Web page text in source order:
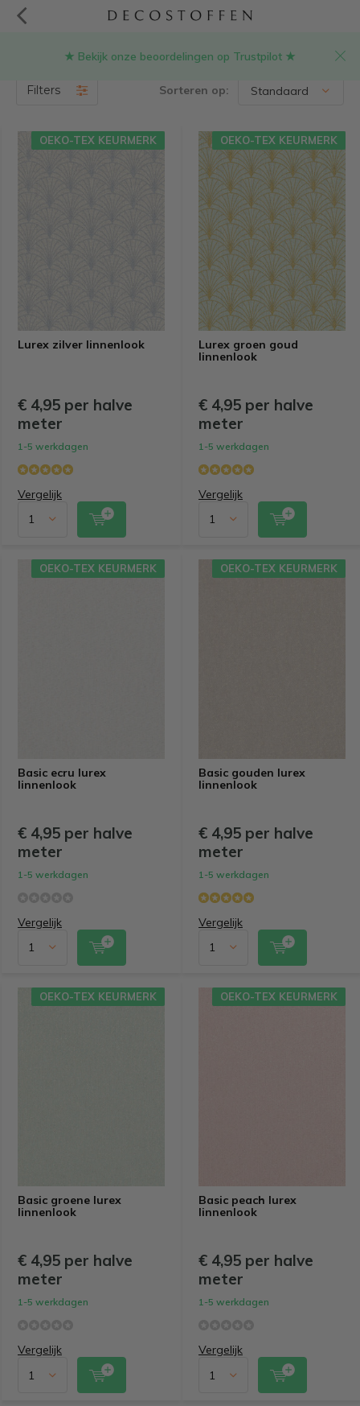
★ Bekijk onze beoordelingen op Trustpilot ★
Lurex stoffen(18)
Filters Sorteren op:
Lurex zilver linnenlook
OEKO-TEX KEURMERK
€ 4,95 per halve
meter
1-5 werkdagen
Vergelijk
Lurex groen goud
linnenlook
OEKO-TEX KEURMERK
€ 4,95 per halve
meter
1-5 werkdagen
Vergelijk
Basic ecru lurex
linnenlook
OEKO-TEX KEURMERK
€ 4,95 per halve
meter
1-5 werkdagen
Vergelijk
Basic gouden lurex
linnenlook
OEKO-TEX KEURMERK
€ 4,95 per halve
meter
1-5 werkdagen
Vergelijk
Basic groene lurex
linnenlook
OEKO-TEX KEURMERK
€ 4,95 per halve
meter
1-5 werkdagen
Vergelijk
Basic peach lurex
linnenlook
OEKO-TEX KEURMERK
€ 4,95 per halve
meter
1-5 werkdagen
Vergelijk